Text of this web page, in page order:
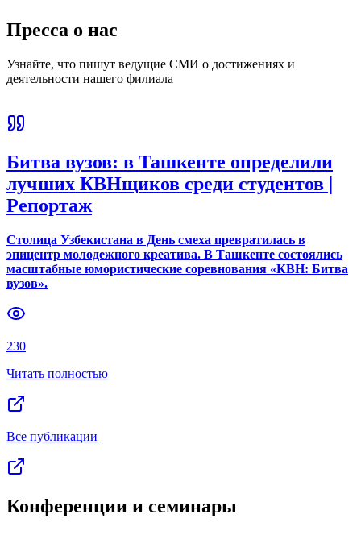
Пресса о нас
Узнайте, что пишут ведущие СМИ о достижениях и
деятельности нашего филиала
Битва вузов: в Ташкенте определили
лучших КВНщиков среди студентов |
Репортаж
Столица Узбекистана в День смеха превратилась в
эпицентр молодежного креатива. В Ташкенте состоялись
масштабные юмористические соревнования «КВН: Битва
вузов».
230
Читать полностью
Все публикации
Конференции и семинары